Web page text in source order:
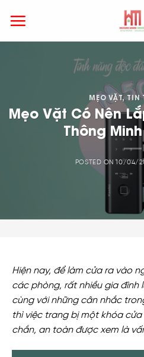
MẸO VẶT,TIN
Mẹo Vặt Có Nên
Thông
POSTED ON10/04/
Hiện nay, để làm cửa ra vào
các phòng, rất nhiều gia đình
cùng với những cân nhắc
thì việc trang bị một khóa
chắn, an toàn được xem là